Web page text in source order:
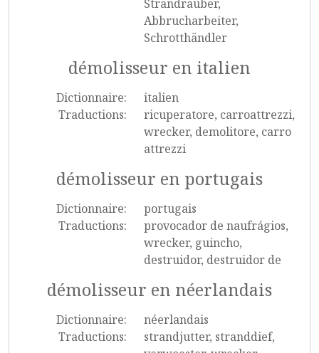
Strandräuber,
Abbrucharbeiter,
Schrotthändler
démolisseur en italien
Dictionnaire:
italien
Traductions:
ricuperatore, carroattrezzi,
wrecker, demolitore, carro
attrezzi
démolisseur en portugais
Dictionnaire:
portugais
Traductions:
provocador de naufrágios,
wrecker, guincho,
destruidor, destruidor de
démolisseur en néerlandais
Dictionnaire:
néerlandais
Traductions:
strandjutter, stranddief,